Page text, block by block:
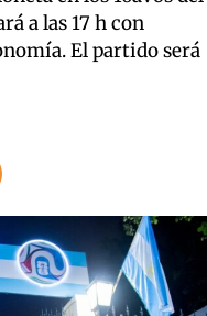
a las 17 h con
El partido será